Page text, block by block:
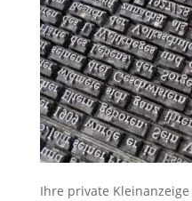
Ihre private Kleinanzeige